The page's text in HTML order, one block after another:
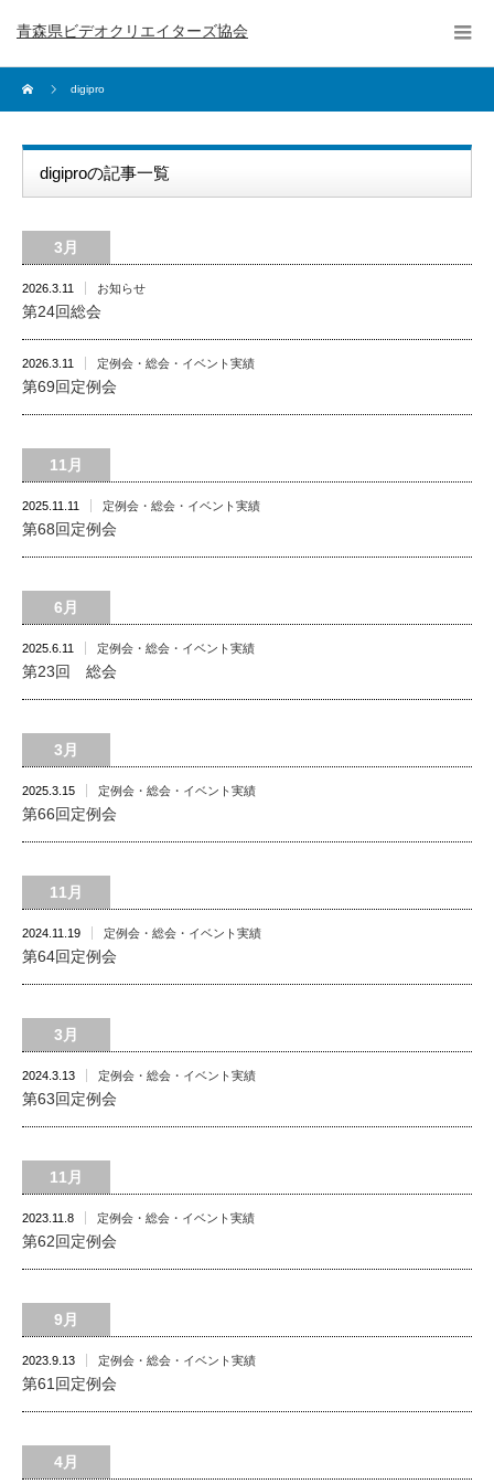
青森県ビデオクリエイターズ協会
digipro
digiproの記事一覧
3月
2026.3.11 お知らせ
第24回総会
2026.3.11 定例会・総会・イベント実績
第69回定例会
11月
2025.11.11 定例会・総会・イベント実績
第68回定例会
6月
2025.6.11 定例会・総会・イベント実績
第23回 総会
3月
2025.3.15 定例会・総会・イベント実績
第66回定例会
11月
2024.11.19 定例会・総会・イベント実績
第64回定例会
3月
2024.3.13 定例会・総会・イベント実績
第63回定例会
11月
2023.11.8 定例会・総会・イベント実績
第62回定例会
9月
2023.9.13 定例会・総会・イベント実績
第61回定例会
4月